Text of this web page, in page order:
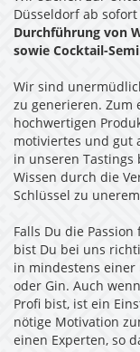
Düsseldorf ab sofort
Durchführung von
sowie Cocktail-
Wir sind
zu generieren. Zum
hochwertigen
motiviertes und gut
in unseren Tastings
Wissen durch die
Schlüssel zu
Falls Du die
bist Du bei uns
in mindestens einer
oder Gin. Auch
Profi bist, ist ein
nötige Motivation
einen Experten, so